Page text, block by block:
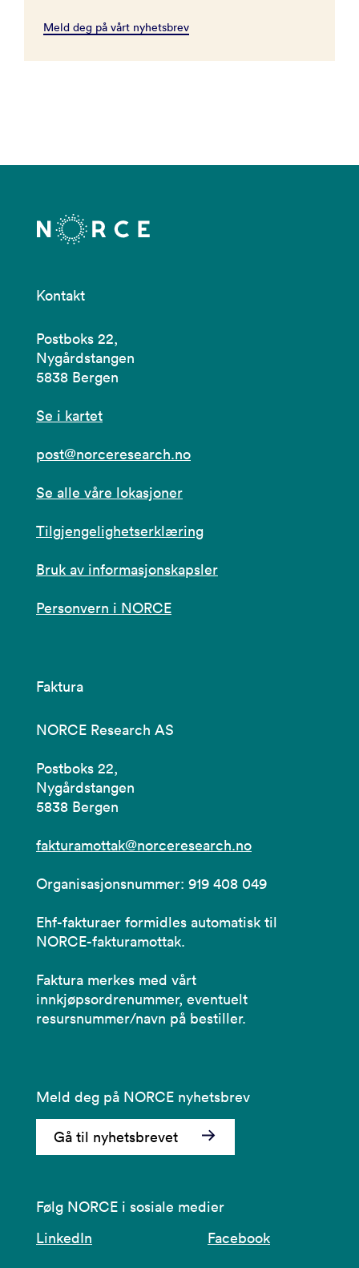
Meld deg på vårt nyhetsbrev
Kontakt
Postboks 22,
Nygårdstangen
5838 Bergen
Se i kartet
post@norceresearch.no
Se alle våre lokasjoner
Tilgjengelighetserklæring
Bruk av informasjonskapsler
Personvern i NORCE
Faktura
NORCE Research AS
Postboks 22,
Nygårdstangen
5838 Bergen
fakturamottak@norceresearch.no
Organisasjonsnummer: 919 408 049
Ehf-fakturaer formidles automatisk til
NORCE-fakturamottak.
Faktura merkes med vårt
innkjøpsordrenummer, eventuelt
resursnummer/navn på bestiller.
Meld deg på NORCE nyhetsbrev
Gå til nyhetsbrevet
Følg NORCE i sosiale medier
LinkedIn
Facebook